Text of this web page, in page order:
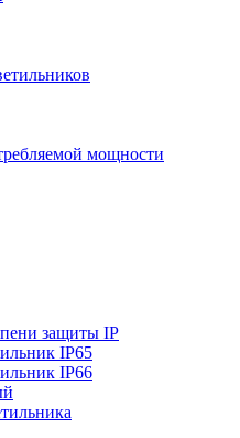
мощности
защиты IP
IP65
IP66